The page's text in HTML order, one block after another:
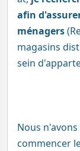
afin
ménagers
magasins
sein
Nous
commencer